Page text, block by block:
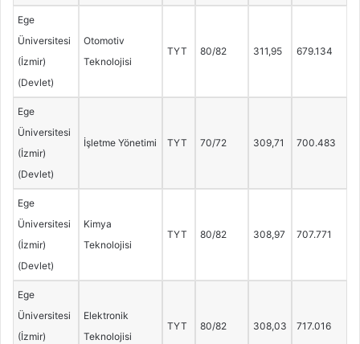
Ege
Üniversitesi
(İzmir)
(Devlet)
Otomotiv
Teknolojisi
TYT 80/82 311,95 679.134
Ege
Üniversitesi
(İzmir)
(Devlet)
İşletme Yönetimi TYT 70/72 309,71 700.483
Ege
Üniversitesi
(İzmir)
(Devlet)
Kimya
Teknolojisi
TYT 80/82 308,97 707.771
Ege
Üniversitesi
(İzmir)
Elektronik
Teknolojisi
TYT 80/82 308,03 717.016